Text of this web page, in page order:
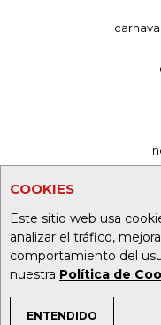
COOKIES
Este sitio web usa
analizar el tráfico,
comportamiento del
nuestra Política de
ENTENDIDO